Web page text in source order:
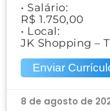
• Salário:
R$ 1.750,00
• Local:
JK Shopping –
Enviar
8 de agosto de